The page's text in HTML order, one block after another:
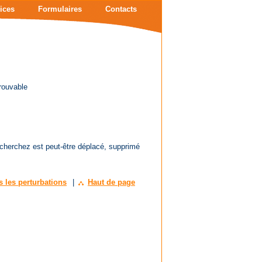
Formulaires Contacts
est peut-être déplacé, supprimé
les perturbations Haut de page